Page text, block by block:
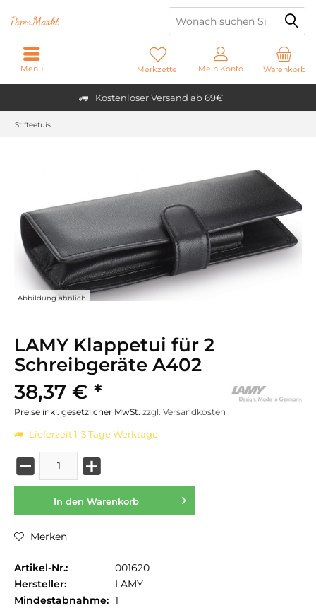
Kostenloser Versand ab 69€
PaperMarkt
Warenkorb
Merkzettel Mein Konto
Menü
Stifteetuis
Abbildung ähnlich
LAMY Klappetui für 2
Schreibgeräte A402
38,37 € *
Preise inkl. gesetzlicher MwSt. zzgl. Versandkosten
Lieferzeit 1-3 Tage Werktage
In den Warenkorb
Merken
Artikel-Nr.:
001620
Hersteller:
LAMY
Mindestabnahme: 1